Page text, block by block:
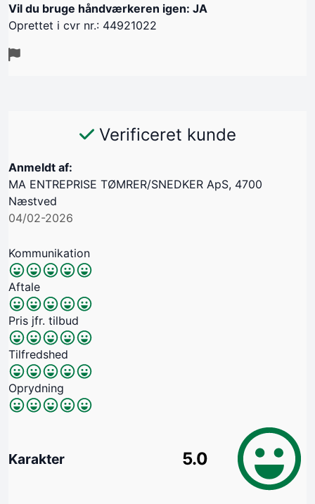
Vil du bruge håndværkeren igen: JA
Oprettet i cvr nr.: 44921022
Verificeret kunde
Anmeldt af:
MA ENTREPRISE TØMRER/SNEDKER ApS, 4700
Næstved
04/02-2026
Kommunikation
Aftale
Pris jfr. tilbud
Tilfredshed
Oprydning
Karakter 5.0